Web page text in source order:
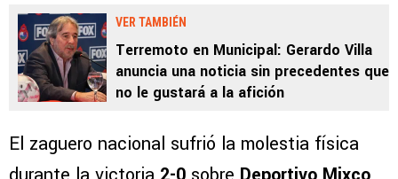
VER TAMBIÉN
Terremoto en Municipal: Gerardo Villa
anuncia una noticia sin precedentes que
no le gustará a la afición
El zaguero nacional sufrió la molestia física